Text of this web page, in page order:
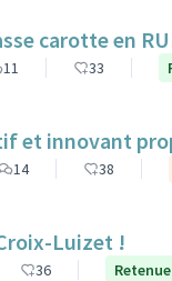
carotte en
11 33
et innovant
14 38
Luizet !
36